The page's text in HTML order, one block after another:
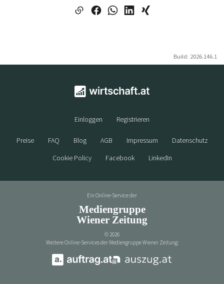
Build: 2026.146.1
Einloggen Registrieren
Preise FAQ Blog AGB Impressum
Datenschutz
Cookie Policy
Facebook LinkedIn
Ein Online-Service der
Mediengruppe
Wiener Zeitung
© 2026
Weitere Online-Services der Mediengruppe Wiener Zeitung: